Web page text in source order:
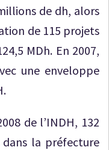
de dh, alors
de 115 projets
MDh. En 2007,
une enveloppe
de l’INDH, 132
la préfecture